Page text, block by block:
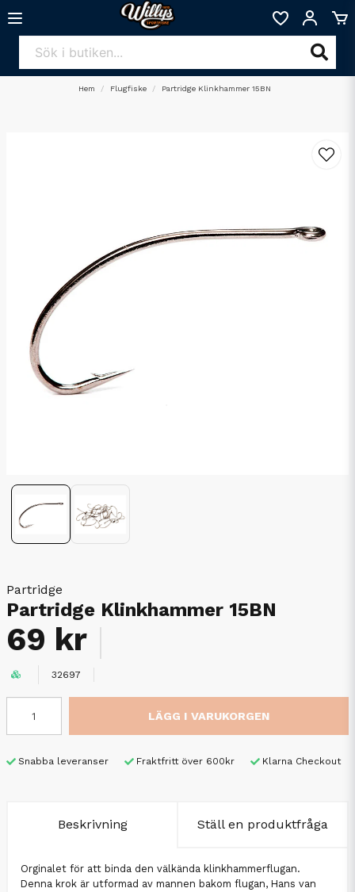
Hem Flugfiske Partridge Klinkhammer 15BN
Partridge
Partridge Klinkhammer 15BN
69 kr
32697
LÄGG I VARUKORGEN
Snabba leveranser Fraktfritt över 600kr Klarna Checkout
Beskrivning Ställ en produktfråga
Orginalet för att binda den välkända klinkhammerflugan.
Denna krok är utformad av mannen bakom flugan, Hans van